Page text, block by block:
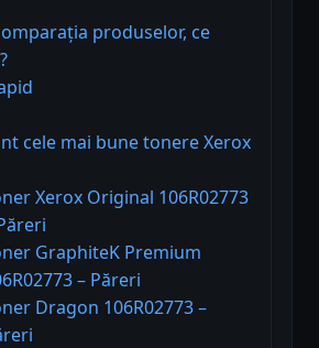
produselor, ce
cele mai bune tonere Xerox
Xerox Original 106R02773
GraphiteK Premium
– Păreri
Dragon 106R02773 –